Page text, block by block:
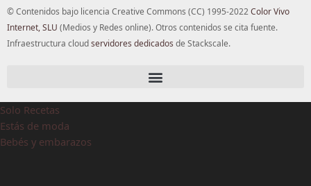
© Contenidos bajo licencia Creative Commons (CC) 1995-2022Color Vivo
Internet, SLU (Medios y Redes online). Otros contenidos se cita fuente.
Infraestructura cloudservidores dedicados de Stackscale.
Solo Recetas
Estás de moda
Bebés y embarazos